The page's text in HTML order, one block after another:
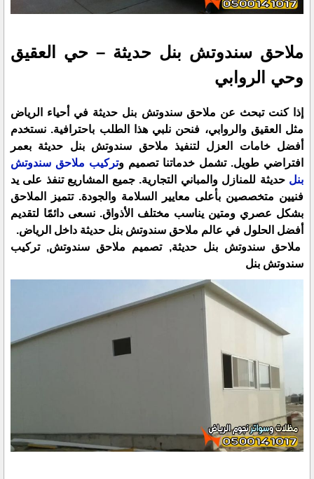
ملاحق سندوتش بنل حديثة – حي العقيق
وحي الروابي
إذا كنت تبحث عن ملاحق سندوتش بنل حديثة في أحياء الرياض
مثل العقيق والروابي، فنحن نلبي هذا الطلب باحترافية. نستخدم
أفضل خامات العزل لتنفيذ ملاحق سندوتش بنل حديثة بعمر
افتراضي طويل. تشمل خدماتنا تصميم وتركيب ملاحق سندوتش
بنل حديثة للمنازل والمباني التجارية. جميع المشاريع تنفذ على يد
فنيين متخصصين بأعلى معايير السلامة والجودة. تتميز الملاحق
بشكل عصري ومتين يناسب مختلف الأذواق. نسعى دائمًا لتقديم
أفضل الحلول في عالم ملاحق سندوتش بنل حديثة داخل الرياض.
ملاحق سندوتش بنل حديثة, تصميم ملاحق سندوتش, تركيب
سندوتش بنل